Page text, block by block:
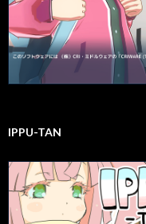
IPPU-TAN